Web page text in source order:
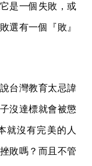
是一個失敗，或
選有一個『敗』
台灣教育太忌諱
沒達標就會被懲
就沒有完美的人
敗嗎？而且不管